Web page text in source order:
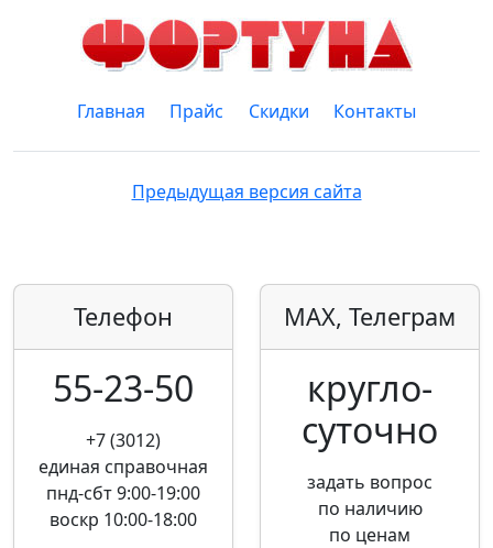
Главная Прайс Скидки Контакты
Предыдущая версия сайта
Телефон
55-23-50
+7 (3012)
единая справочная
пнд-сбт 9:00-19:00
воскр 10:00-18:00
MAX, Телеграм
кругло­
суточно
задать вопрос
по наличию
по ценам